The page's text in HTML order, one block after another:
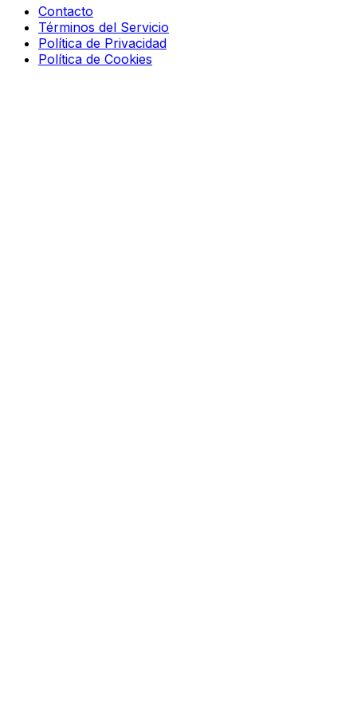
Contacto
Términos del Servicio
Política de Privacidad
Política de Cookies